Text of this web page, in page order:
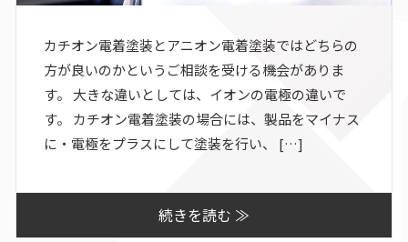
カチオン電着塗装とアニオン電着塗装ではどちらの
方が良いのかというご相談を受ける機会がありま
す。 大きな違いとしては、イオンの電極の違いで
す。 カチオン電着塗装の場合には、製品をマイナス
に・電極をプラスにして塗装を行い、 […]
続きを読む ≫